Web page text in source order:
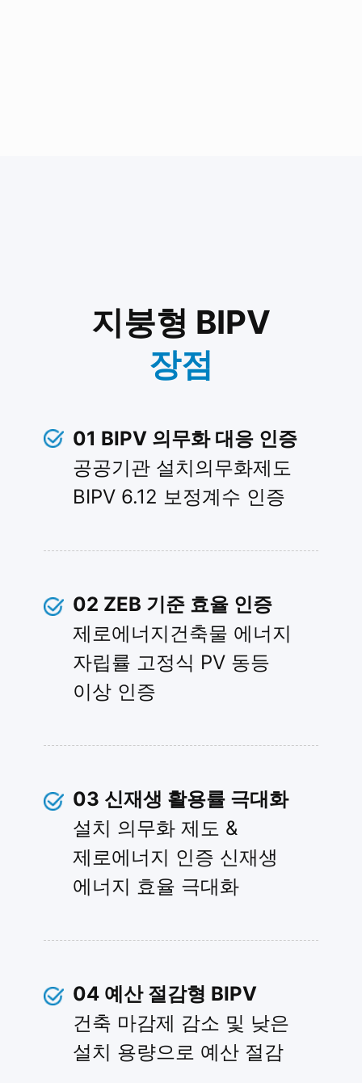
지붕형 BIPV
장점
01 BIPV 의무화 대응 인증
공공기관 설치의무화제도
BIPV 6.12 보정계수 인증
02 ZEB 기준 효율 인증
제로에너지건축물 에너지
자립률 고정식 PV 동등
이상 인증
03 신재생 활용률 극대화
설치 의무화 제도 &
제로에너지 인증 신재생
에너지 효율 극대화
04 예산 절감형 BIPV
건축 마감제 감소 및 낮은
설치 용량으로 예산 절감